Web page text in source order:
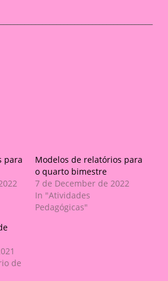
para
Modelos de relatórios para
o quarto bimestre
7 de December de 2022
In "Atividades
Pedagógicas"
de